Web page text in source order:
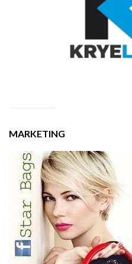
MARKETING